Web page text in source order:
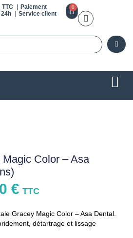
｜Paiement
｜Service client
0
Color – Asa
€ TTC
Gracey Magic Color – Asa Dental.
détartrage et lissage